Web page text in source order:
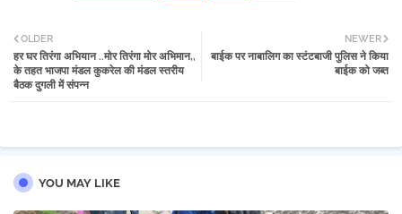
tter atsa
NEWER
बाईक पर नाबालिग का स्टंटबाजी पुलिस ने किया
बाईक को जब्त
OLDER
हर घर तिरंगा अभियान ..मोर तिरंगा मोर अभिमान,,
के तहत भाजपा मंडल कुकरेल की मंडल स्तरीय
बैठक दुगली में संपन्न
YOU MAY LIKE